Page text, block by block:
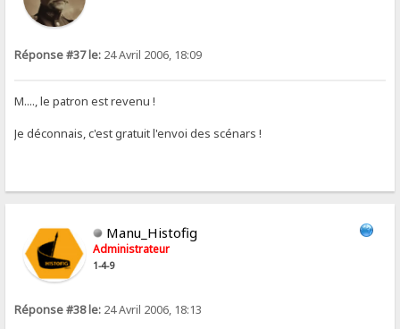
Réponse #37 le: 24 Avril 2006, 18:09
M...., le patron est revenu !
Je déconnais, c'est gratuit l'envoi des scénars !
Manu_Histofig
Administrateur
1-4-9
Réponse #38 le: 24 Avril 2006, 18:13